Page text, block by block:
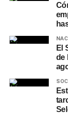
El
de